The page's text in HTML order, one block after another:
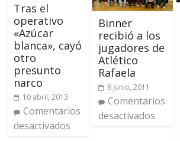
Tras el
operativo
«Azúcar
blanca», cayó
otro
presunto
narco
10 abril, 2013
Comentarios
desactivados
Binner
recibió a los
jugadores de
Atlético
Rafaela
8 junio, 2011
Comentarios
desactivados